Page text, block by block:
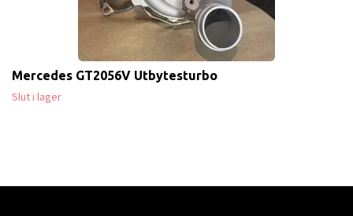
Mercedes GT2056V Utbytesturbo
Slut i lager